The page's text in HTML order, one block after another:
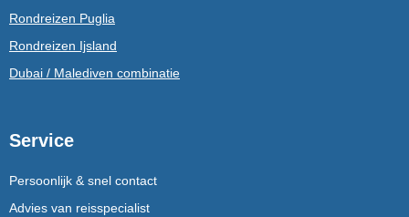
Rondreizen Puglia
Rondreizen Ijsland
Dubai / Malediven combinatie
Service
Persoonlijk & snel contact
Advies van reisspecialist